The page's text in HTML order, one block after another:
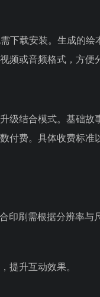
下载安装。生成的
频或音频格式，方便
级结合模式。基础
付费。具体收费标准
印刷需根据分辨率与
提升互动效果。